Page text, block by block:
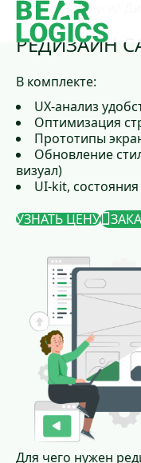
Главная Услуги
РЕДИЗАЙН
В комплекте:
UX-анализ
Оптимизация
Прототипы
Обновление
визуал)
UI-kit,
УЗНАТЬ ЦЕНУ
Для чего нужен